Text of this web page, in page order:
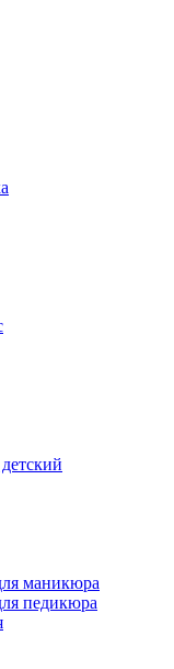
маникюра
педикюра